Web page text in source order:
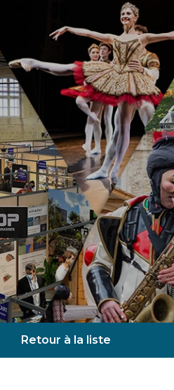
Retour à la liste